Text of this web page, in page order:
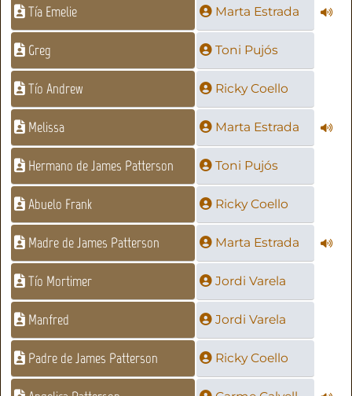
Tía Emelie Marta Estrada
Greg Toni Pujós
Tío Andrew Ricky Coello
Melissa Marta Estrada
Hermano de James Patterson Toni Pujós
Abuelo Frank Ricky Coello
Madre de James Patterson Marta Estrada
Tío Mortimer Jordi Varela
Manfred Jordi Varela
Padre de James Patterson Ricky Coello